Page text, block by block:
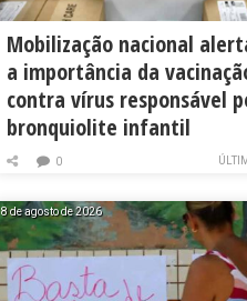
Mobilização nacional
a importância da
contra vírus responsável
bronquiolite infantil
0
8 de agosto de 2026